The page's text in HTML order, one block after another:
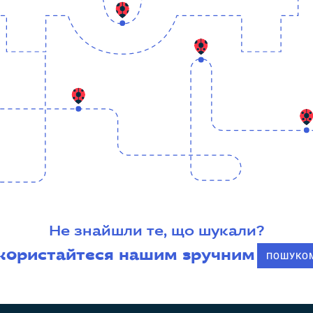
Не знайшли те, що шукали?
нашим зручним